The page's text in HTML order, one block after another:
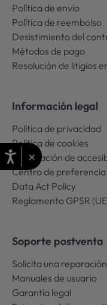
Política de envío
Política de reembolso
Desistimiento del
Métodos de pago
Resolución de litigios
Información legal
Política de privacidad
Política de cookies
Declaración de
Centro de
Data Act Policy
Reglamento GPSR
Soporte postventa
Solicita una reparación
Manuales de usuario
Garantía legal
×